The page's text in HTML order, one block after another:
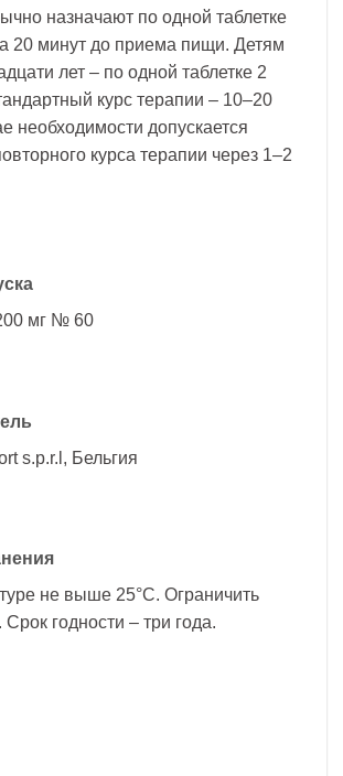
назначают по одной таблетке
20 минут до приема пищи. Детям
лет – по одной таблетке 2
курс терапии – 10–20
необходимости допускается
курса терапии через 1–2
мг № 60
s.p.r.l, Бельгия
не выше 25°С. Ограничить
Срок годности – три года.